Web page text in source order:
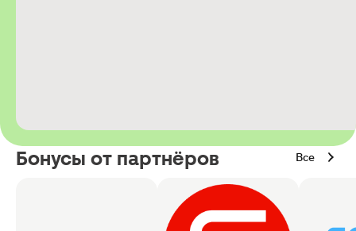
Бонусы от партнёров Все